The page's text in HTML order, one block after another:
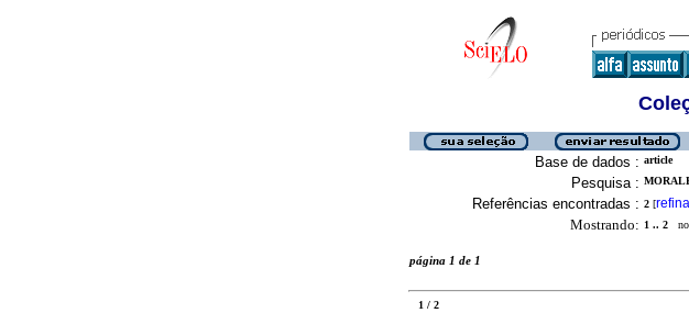
Base de dados : article
Pesquisa :
Referências encontradas : 2 [
Mostrando: 1 .. 2 no
página 1 de 1
1 / 2